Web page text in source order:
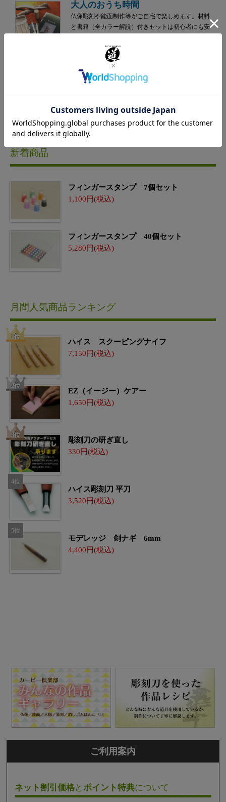
大人のおうち時間
仏像彫刻や能面制作等がご自宅で楽しめます。材料
と書籍（全カラー解説）付きセットは初心者にも安
新着商品
フィンガースタンプ 7個セット
1,100
フィンガースタンプ 40個セット
5,280
月間人気商品ランキング
ハイス スクーピングナイフ
7,150
EZ（イージー）ケアー
1,650
彫刻刀の研ぎ直し
330
ハイス彫刻刀 平刀
3,520
モデレッジ 剣ナギ 6mm
4,400
ご利用案内
ネット割引価格とポイント特典について